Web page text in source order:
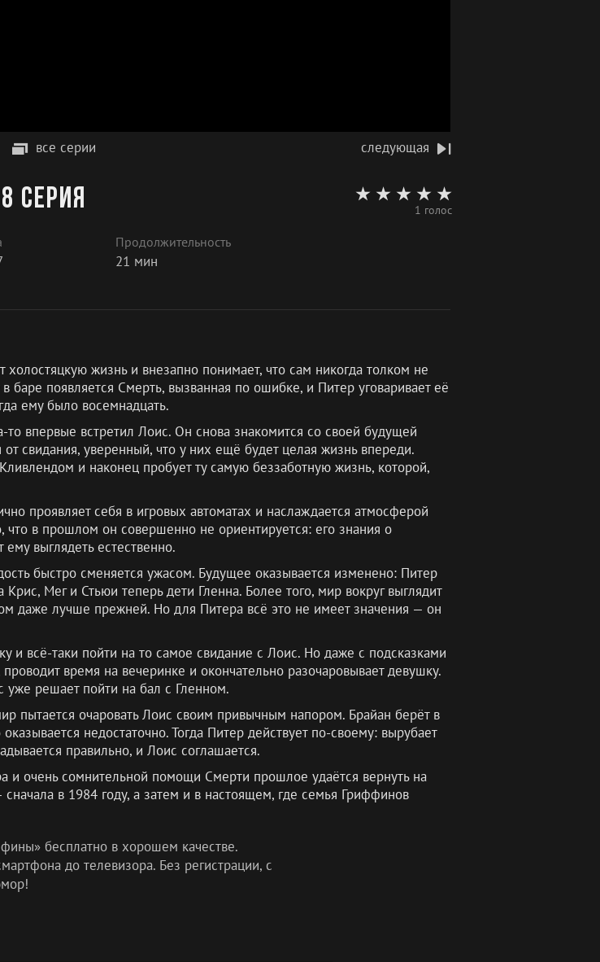
все серии следующая
1 голос
серия
Продолжительность
21 мин
жизнь и внезапно понимает, что сам никогда толком не
баре появляется Смерть, вызванная по ошибке, и Питер уговаривает её
ему было восемнадцать.
то впервые встретил Лоис. Он снова знакомится со своей будущей
свидания, уверенный, что у них ещё будет целая жизнь впереди.
и наконец пробует ту самую беззаботную жизнь, которой,
проявляет себя в игровых автоматах и наслаждается атмосферой
что в прошлом он совершенно не ориентируется: его знания о
выглядеть естественно.
быстро сменяется ужасом. Будущее оказывается изменено: Питер
Мег и Стьюи теперь дети Гленна. Более того, мир вокруг выглядит
даже лучше прежней. Но для Питера всё это не имеет значения — он
и всё-таки пойти на то самое свидание с Лоис. Но даже с подсказками
время на вечеринке и окончательно разочаровывает девушку.
уже решает пойти на бал с Гленном.
пытается очаровать Лоис своим привычным напором. Брайан берёт в
недостаточно. Тогда Питер действует по-своему: вырубает
правильно, и Лоис соглашается.
и очень сомнительной помощи Смерти прошлое удаётся вернуть на
в 1984 году, а затем и в настоящем, где семья Гриффинов
бесплатно в хорошем качестве.
до телевизора. Без регистрации, с